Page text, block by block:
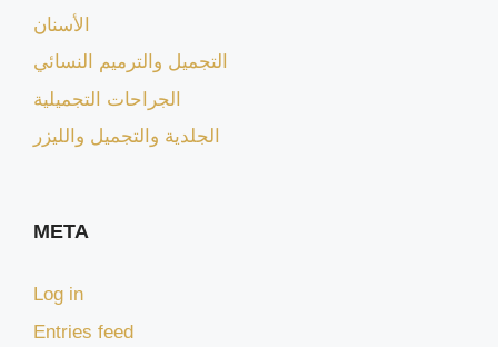
الأسنان
التجميل والترميم النسائي
الجراحات التجميلية
الجلدية والتجميل والليزر
META
Log in
Entries feed